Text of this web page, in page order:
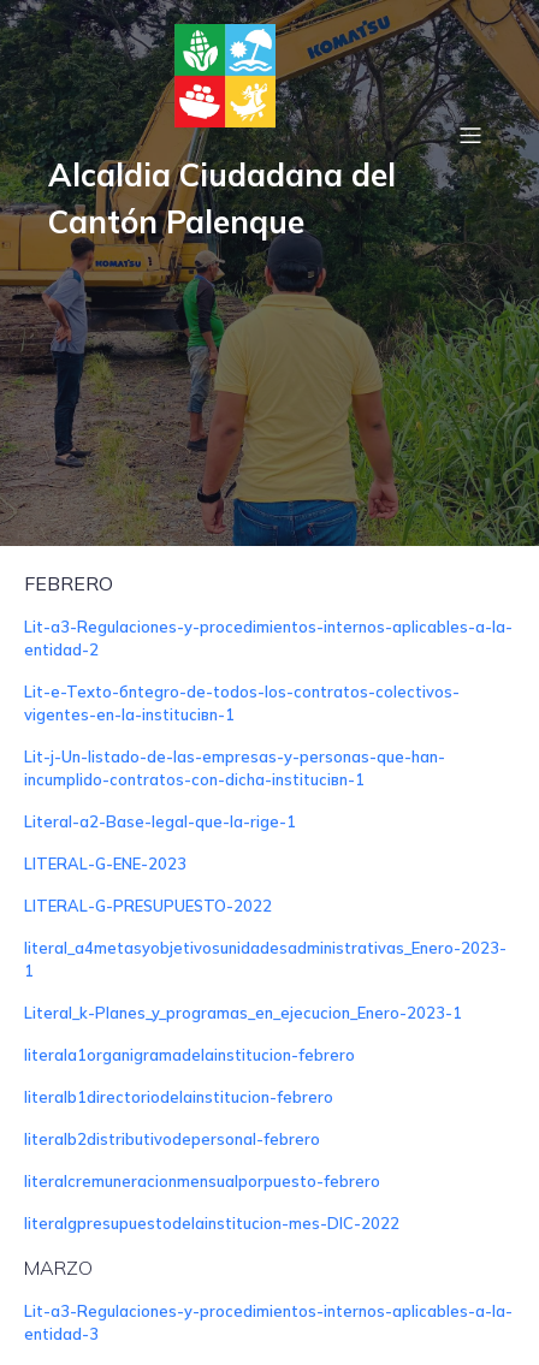
Alcaldia Ciudadana del
Cantón Palenque
Gorbierno Autónomo
Descentralizado del Cantón
Palenque
FEBRERO
Lit-a3-Regulaciones-y-procedimientos-internos-aplicables-a-la-
entidad-2
Lit-e-Texto-бntegro-de-todos-los-contratos-colectivos-
vigentes-en-la-instituciвn-1
Lit-j-Un-listado-de-las-empresas-y-personas-que-han-
incumplido-contratos-con-dicha-instituciвn-1
Literal-a2-Base-legal-que-la-rige-1
LITERAL-G-ENE-2023
LITERAL-G-PRESUPUESTO-2022
literal_a4metasyobjetivosunidadesadministrativas_Enero-2023-
1
Literal_k-Planes_y_programas_en_ejecucion_Enero-2023-1
literala1organigramadelainstitucion-febrero
literalb1directoriodelainstitucion-febrero
literalb2distributivodepersonal-febrero
literalcremuneracionmensualporpuesto-febrero
literalgpresupuestodelainstitucion-mes-DIC-2022
MARZO
Lit-a3-Regulaciones-y-procedimientos-internos-aplicables-a-la-
entidad-3